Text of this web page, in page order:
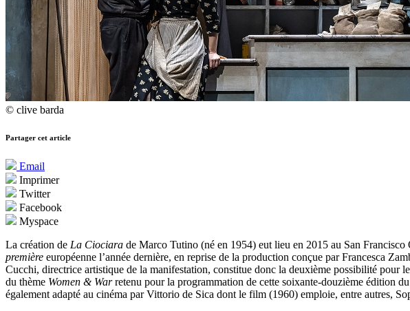
© clive barda
Partager cet article
Email
Imprimer
Twitter
Facebook
Myspace
La création de La Ciociara de Marco Tutino (né en 1954) eut lieu en 2015 au San Francisco
première européenne l’année dernière, en reprise de la production conçue par Francesca
Cucchi, directrice artistique de la manifestation, constitue donc la deuxième possibilité pour
du thème Women & Warretenu pour la programmation de cette soixante-douzième édition
également adapté au cinéma par Vittorio de Sica dont le film (1960) emploie, entre autres,